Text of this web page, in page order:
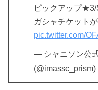
ピックアップ★3/
ガシャチケット
pic.twitter.com/
— シャニソン公
(@imassc_prism)